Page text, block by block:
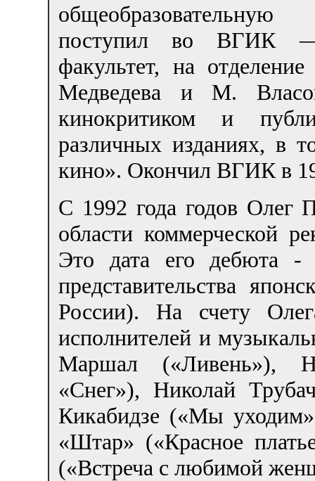
поступил во ВГИК —
факультет, на
Медведева и М.
кинокритиком и
различных изданиях, в
кино». Окончил ВГИК в
С 1992 года годов Олег
области коммерческой
Это дата его дебюта -
представительства
России). На счету
исполнителей и
Маршал («Ливень»),
«Снег»), Николай
Кикабидзе («Мы
«Штар» («Красное
(«Встреча с любимой